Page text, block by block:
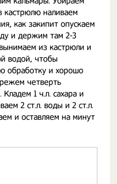
кастрюлю наливаем
как закипит опускаем
и держим там 2-3
из кастрюли и
водой, чтобы
обработку и хорошо
четверть
1 ч.л. сахара и
2 ст.л. воды и 2 ст.л.
и оставляем на минут